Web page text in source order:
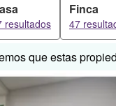
resultados
Finca
47
que estas